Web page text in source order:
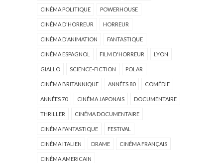
CINÉMA POLITIQUE POWERHOUSE
CINÉMA D'HORREUR HORREUR
CINÉMA D'ANIMATION FANTASTIQUE
CINÉMA ESPAGNOL FILM D'HORREUR LYON
GIALLO SCIENCE-FICTION POLAR
CINÉMA BRITANNIQUE ANNÉES 80 COMÉDIE
ANNÉES 70 CINÉMA JAPONAIS DOCUMENTAIRE
THRILLER CINÉMA DOCUMENTAIRE
CINÉMA FANTASTIQUE FESTIVAL
CINÉMA ITALIEN DRAME CINÉMA FRANÇAIS
CINÉMA AMERICAIN